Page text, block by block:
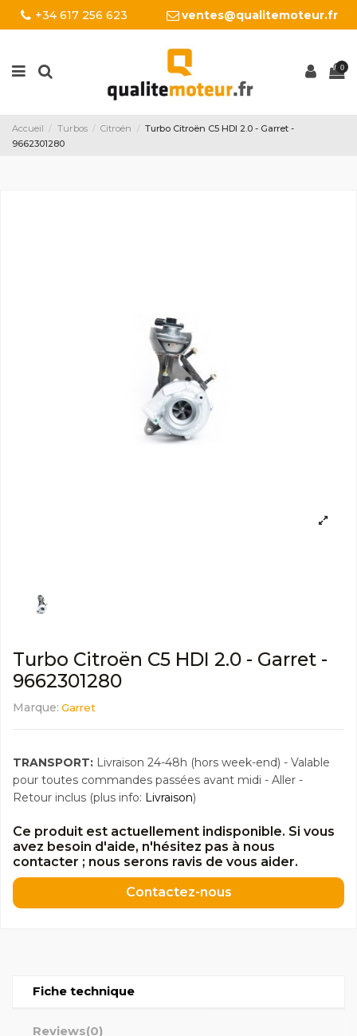
+34 617 256 623 ventes@qualitemoteur.fr
0
Accueil Turbos Citroën
Turbo Citroën C5 HDI 2.0 - Garret -
9662301280
Turbo Citroën C5 HDI 2.0 - Garret -
9662301280
Marque: Garret
TRANSPORT: Livraison 24-48h (hors week-end) - Valable
pour toutes commandes passées avant midi - Aller -
Retour inclus (plus info: Livraison)
Ce produit est actuellement indisponible. Si vous
avez besoin d'aide, n'hésitez pas à nous
contacter ; nous serons ravis de vous aider.
Contactez-nous
Fiche technique
Reviews(0)